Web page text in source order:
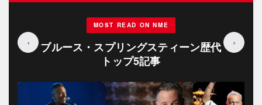
‹
MOST READ ON NME
ブルース・スプリングスティーン歴代
トップ5記事
›